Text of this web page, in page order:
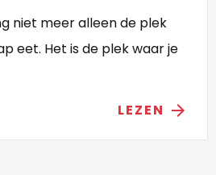
niet meer alleen de plek
eet. Het is de plek waar je
LEZEN arrow_forward